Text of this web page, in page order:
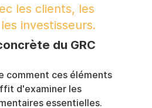
les clients, les
investisseurs.
du GRC
comment ces éléments
d'examiner les
essentielles.